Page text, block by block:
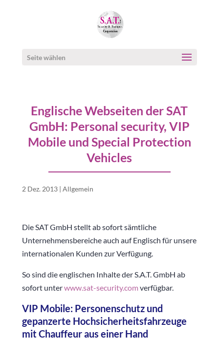
Seite wählen
Englische Webseiten der SAT
GmbH: Personal security, VIP
Mobile und Special Protection
Vehicles
2 Dez. 2013| Allgemein
Die SAT GmbH stellt ab sofort sämtliche
Unternehmensbereiche auch auf Englisch für unsere
internationalen Kunden zur Verfügung.
So sind die englischen Inhalte der S.A.T. GmbH ab
sofort unterwww.sat-security.comverfügbar.
VIP Mobile: Personenschutz und
gepanzerte Hochsicherheitsfahrzeuge
mit Chauffeur aus einer Hand